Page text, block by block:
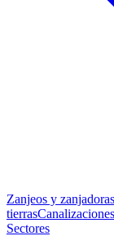
Zanjeos y zanjadoras
tierrasCanalizaciones
Sectores